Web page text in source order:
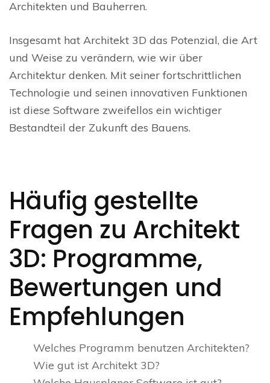
Architekten und Bauherren.
Insgesamt hat Architekt 3D das Potenzial, die Art
und Weise zu verändern, wie wir über
Architektur denken. Mit seiner fortschrittlichen
Technologie und seinen innovativen Funktionen
ist diese Software zweifellos ein wichtiger
Bestandteil der Zukunft des Bauens.
Häufig gestellte
Fragen zu Architekt
3D: Programme,
Bewertungen und
Empfehlungen
Welches Programm benutzen Architekten?
Wie gut ist Architekt 3D?